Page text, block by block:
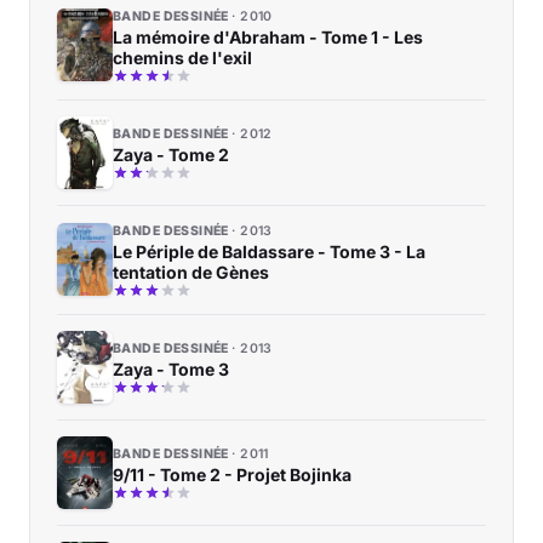
BANDE DESSINÉE 2010
La mémoire d'Abraham - Tome 1 - Les
chemins de l'exil
BANDE DESSINÉE 2012
Zaya - Tome 2
BANDE DESSINÉE 2013
Le Périple de Baldassare - Tome 3 - La
tentation de Gènes
BANDE DESSINÉE 2013
Zaya - Tome 3
BANDE DESSINÉE 2011
9/11 - Tome 2 - Projet Bojinka